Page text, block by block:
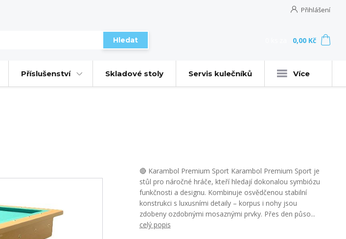
Přihlášení
Hledat 0,00 Kč
Příslušenství Skladové stoly Servis kulečníků Více
🔴 Karambol Premium Sport Karambol Premium Sport je
stůl pro náročné hráče, kteří hledají dokonalou symbiózu
funkčnosti a designu. Kombinuje osvědčenou stabilní
konstrukci s luxusními detaily – korpus i nohy jsou
zdobeny ozdobnými mosaznými prvky. Přes den půso...
celý popis